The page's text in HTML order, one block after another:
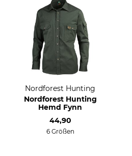
Nordforest Hunting
Nordforest Hunting
Hemd Fynn
44,90
6 Größen